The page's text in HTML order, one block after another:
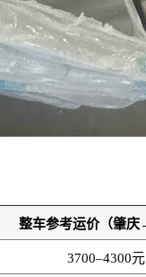
整车参考运价（肇庆
3700–4300元